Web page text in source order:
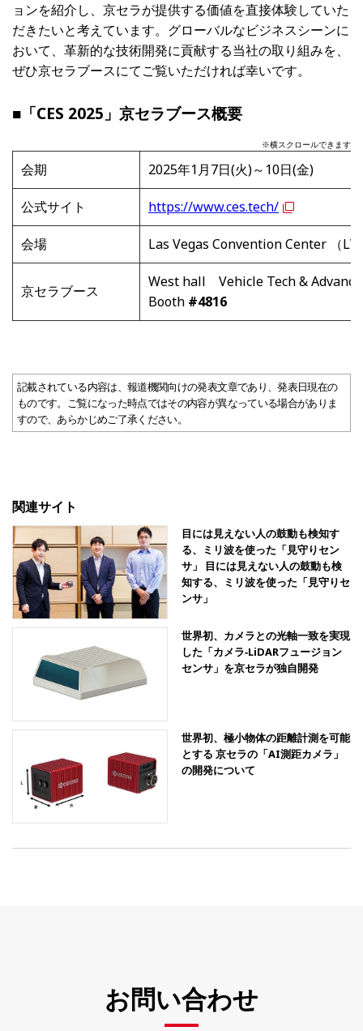
ョンを紹介し、京セラが提供する価値を直接体験していた
だきたいと考えています。グローバルなビジネスシーンに
おいて、革新的な技術開発に貢献する当社の取り組みを、
ぜひ京セラブースにてご覧いただければ幸いです。
■「CES 2025」京セラブース概要
※横スクロールできます
会期 2025年1月7日(火)～10日(金)
公式サイト https://www.ces.tech/
会場 Las Vegas Convention Center （
京セラブース
West hall Vehicle Tech &
Booth #4816
記載されている内容は、報道機関向けの発表文章であり、発表日現在の
ものです。ご覧になった時点ではその内容が異なっている場合がありま
すので、あらかじめご了承ください。
関連サイト
目には見えない人の鼓動も検知す
る、ミリ波を使った「見守りセン
サ」 目には見えない人の鼓動も検
知する、ミリ波を使った「見守りセ
ンサ」
世界初、カメラとの光軸一致を実現
した「カメラ‐LiDARフュージョン
センサ」を京セラが独自開発
世界初、極小物体の距離計測を可能
とする 京セラの「AI測距カメラ」
の開発について
お問い合わせ